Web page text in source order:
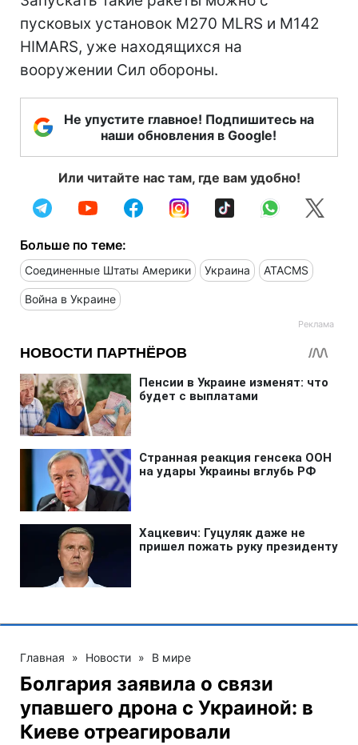
пусковых установок M270 MLRS и M142
HIMARS, уже находящихся на
вооружении Сил обороны.
Не упустите главное! Подпишитесь на
наши обновления в Google!
Или читайте нас там, где вам удобно!
Больше по теме:
Соединенные Штаты Америки Украина ATACMS
Война в Украине
Главная » Новости » В мире
Болгария заявила о связи
упавшего дрона с Украиной: в
Киеве отреагировали